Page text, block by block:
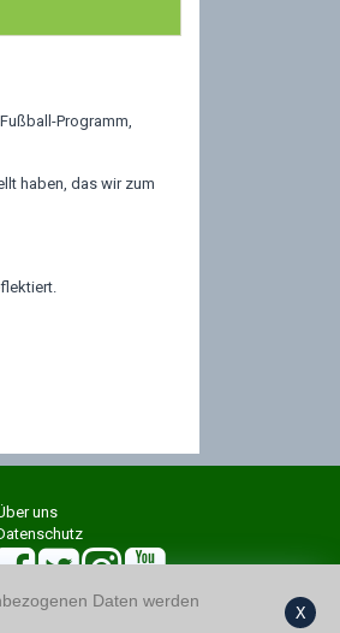
Programm,
haben, das wir zum
uns
Daten werden
X